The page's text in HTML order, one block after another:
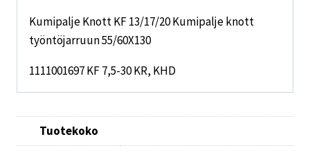
Kumipalje Knott KF 13/17/20 Kumipalje knott
työntöjarruun 55/60X130
1111001697 KF 7,5-30 KR, KHD
Tuotekoko